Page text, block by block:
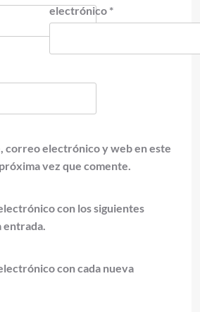
electrónico *
correo electrónico y web en este
vez que comente.
con los siguientes
con cada nueva